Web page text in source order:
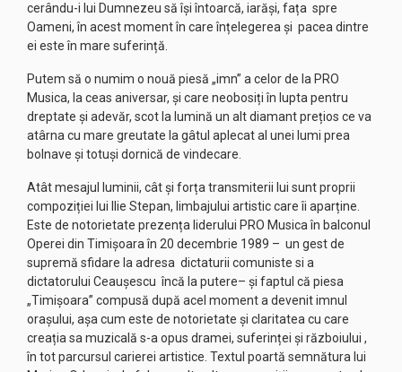
cerându-i lui Dumnezeu să își întoarcă, iarăși, fața spre
Oameni, în acest moment în care înțelegerea și pacea dintre
ei este în mare suferință.
Putem să o numim o nouă piesă „imn” a celor de la PRO
Musica, la ceas aniversar, și care neobosiți în lupta pentru
dreptate și adevăr, scot la lumină un alt diamant prețios ce va
atârna cu mare greutate la gâtul aplecat al unei lumi prea
bolnave și totuși dornică de vindecare.
Atât mesajul luminii, cât și forța transmiterii lui sunt proprii
compoziției lui Ilie Stepan, limbajului artistic care îi aparține.
Este de notorietate prezența liderului PRO Musica în balconul
Operei din Timișoara în 20 decembrie 1989 – un gest de
supremă sfidare la adresa dictaturii comuniste si a
dictatorului Ceaușescu încă la putere– și faptul că piesa
„Timișoara” compusă după acel moment a devenit imnul
orașului, așa cum este de notorietate și claritatea cu care
creația sa muzicală s-a opus dramei, suferinței și războiului ,
în tot parcursul carierei artistice. Textul poartă semnătura lui